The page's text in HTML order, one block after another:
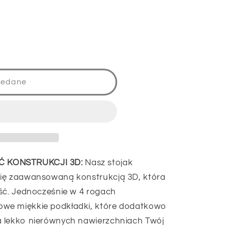
KONSTRUKCJI 3D:Nasz stojak
zaawansowaną konstrukcją 3D, która
Jednocześnie w 4 rogach
miękkie podkładki, które dodatkowo
nierównych nawierzchniach Twój